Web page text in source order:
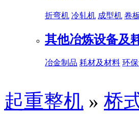
折弯机 冷轧机 成型机 卷
其他冶炼设备及
冶金制品 耗材及材料 环
起重整机 » 桥